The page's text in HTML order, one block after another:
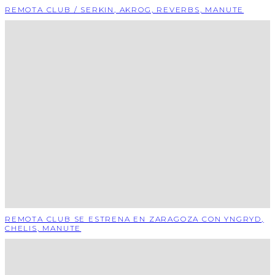
REMOTA CLUB / SERKIN, AKROG, REVERBS, MANUTE
REMOTA CLUB SE ESTRENA EN ZARAGOZA CON YNGRYD,
CHELIS, MANUTE